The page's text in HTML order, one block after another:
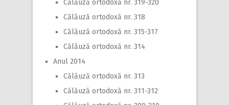
Călăuză ortodoxă nr. 319-320
Călăuză ortodoxă nr. 318
Călăuză ortodoxă nr. 315-317
Călăuză ortodoxă nr. 314
Anul 2014
Călăuză ortodoxă nr. 313
Călăuză ortodoxă nr. 311-312